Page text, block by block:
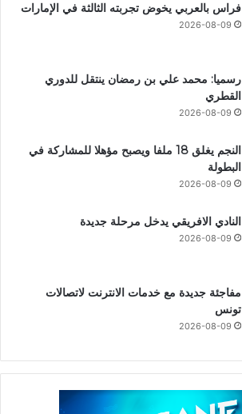
فراس بالعربي يخوض تجربته الثالثة في الإمارات
2026-08-09
رسميا: محمد علي بن رمضان ينتقل للدوري
القطري
2026-08-09
النجم يغلق 18 ملفا ويصبح مؤهلا للمشاركة في
البطولة
2026-08-09
النادي الافريقي يدخل مرحلة جديدة
2026-08-09
مفاجئة جديدة مع خدمات الانترنت لاتصالات
تونس
2026-08-09